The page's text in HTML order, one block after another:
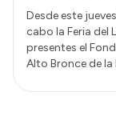
Desde este
cabo la Feria del
presentes el
Alto Bronce de la